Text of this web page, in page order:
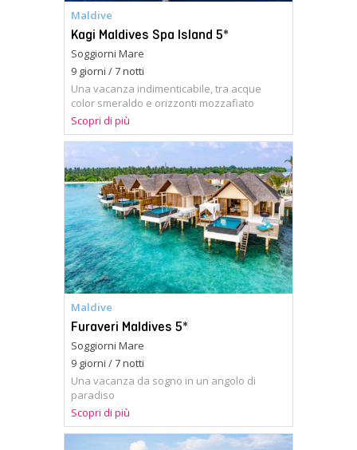
Maldive
Kagi Maldives Spa Island 5*
Soggiorni Mare
9 giorni / 7 notti
Una vacanza indimenticabile, tra acque
color smeraldo e orizzonti mozzafiato
Scopri di più
Maldive
Furaveri Maldives 5*
Soggiorni Mare
9 giorni / 7 notti
Una vacanza da sogno in un angolo di
paradiso
Scopri di più